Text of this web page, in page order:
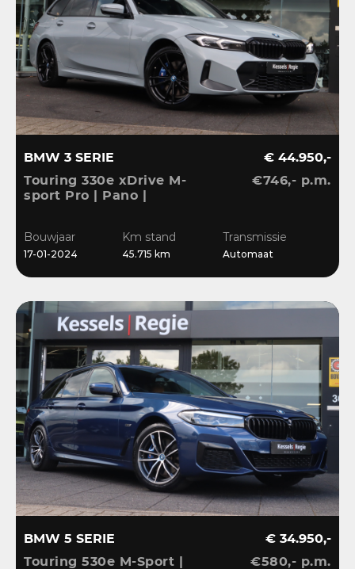
BMW 3 SERIE
Touring 330e xDrive M-
sport Pro | Pano |
Ambient | Sensoren
€ 44.950,-
€746,- p.m.
Bouwjaar
17-01-2024
Km stand
45.715 km
Transmissie
Automaat
BMW 5 SERIE
Touring 530e M-Sport |
€ 34.950,-
€580,- p.m.